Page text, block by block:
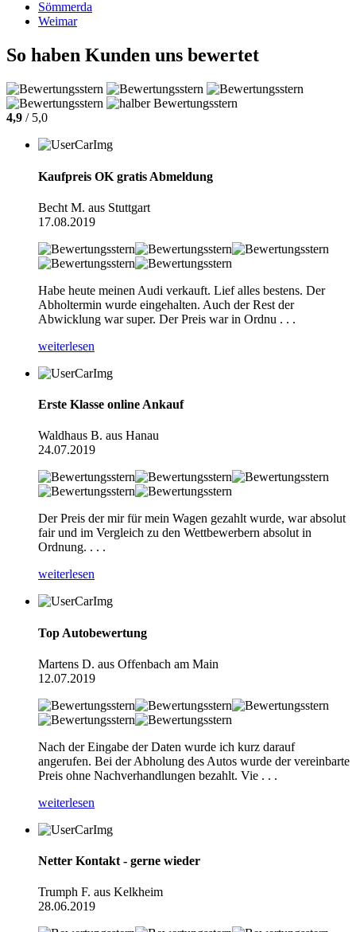
Sömmerda
Weimar
So haben Kunden uns bewertet
4,9 / 5,0
Kaufpreis OK gratis Abmeldung
Becht M. aus Stuttgart
17.08.2019
Habe heute meinen Audi verkauft. Lief alles bestens. Der
Abholtermin wurde eingehalten. Auch der Rest der
Abwicklung war super. Der Preis war in Ordnu . . .
weiterlesen
Erste Klasse online Ankauf
Waldhaus B. aus Hanau
24.07.2019
Der Preis der mir für mein Wagen gezahlt wurde, war absolut
fair und im Vergleich zu den Wettbewerbern absolut in
Ordnung. . . .
weiterlesen
Top Autobewertung
Martens D. aus Offenbach am Main
12.07.2019
Nach der Eingabe der Daten wurde ich kurz darauf
angerufen. Bei der Abholung des Autos wurde der vereinbarte
Preis ohne Nachverhandlungen bezahlt. Vie . . .
weiterlesen
Netter Kontakt - gerne wieder
Trumph F. aus Kelkheim
28.06.2019